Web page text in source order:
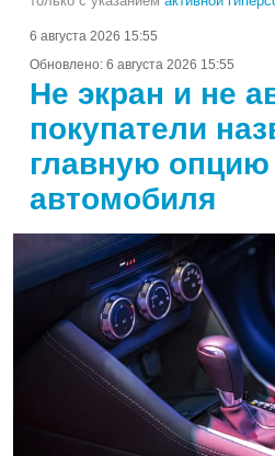
6 августа 2026 15:55
Обновлено: 6 августа 2026 15:55
Не экран и не
покупатели
главную опцию
автомобиля